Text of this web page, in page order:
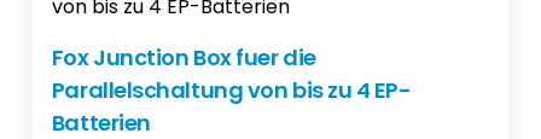
Fox Junction Box fuer die
Parallelschaltung von bis zu 4 EP-
Batterien